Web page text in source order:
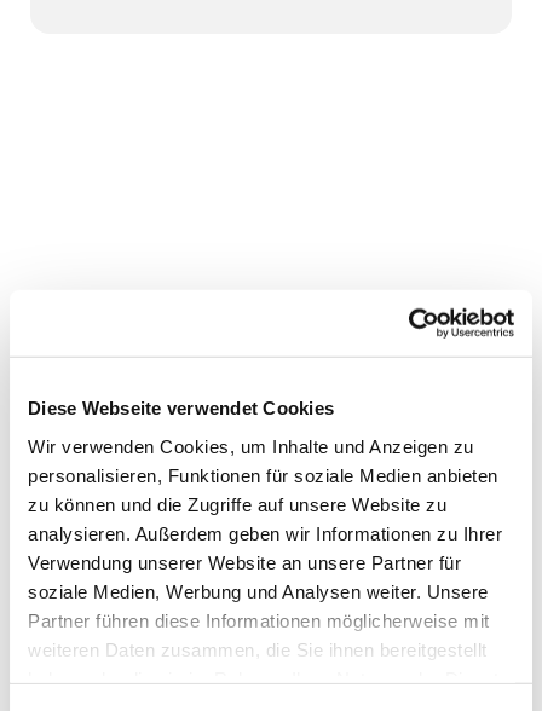
Diese Webseite verwendet Cookies
Wir verwenden Cookies, um Inhalte und Anzeigen zu
personalisieren, Funktionen für soziale Medien anbieten
zu können und die Zugriffe auf unsere Website zu
analysieren. Außerdem geben wir Informationen zu Ihrer
Verwendung unserer Website an unsere Partner für
soziale Medien, Werbung und Analysen weiter. Unsere
Partner führen diese Informationen möglicherweise mit
weiteren Daten zusammen, die Sie ihnen bereitgestellt
Dies könnte Sie auch
interessieren